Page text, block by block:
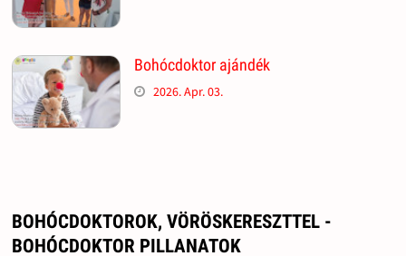
Bohócdoktor ajándék
2026. Apr. 03.
BOHÓCDOKTOROK, VÖRÖSKERESZTTEL -
BOHÓCDOKTOR PILLANATOK